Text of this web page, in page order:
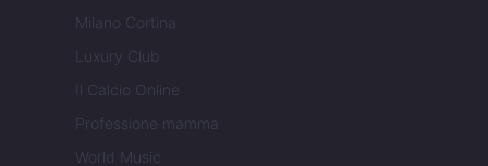
Milano Cortina
Luxury Club
Il Calcio Online
Professione mamma
World Music